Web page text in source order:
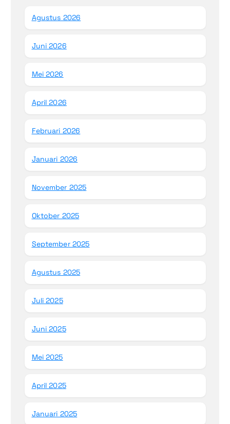
Agustus 2026
Juni 2026
Mei 2026
April 2026
Februari 2026
Januari 2026
November 2025
Oktober 2025
September 2025
Agustus 2025
Juli 2025
Juni 2025
Mei 2025
April 2025
Januari 2025